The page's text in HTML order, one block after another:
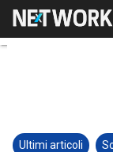
Ultimi articoli